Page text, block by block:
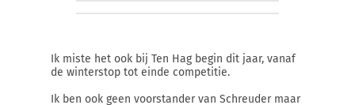
Ik miste het ook bij Ten Hag begin dit jaar, vanaf
de winterstop tot einde competitie.
Ik ben ook geen voorstander van Schreuder maar